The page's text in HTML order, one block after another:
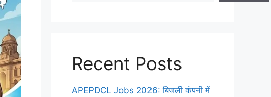
Recent Posts
APEPDCL Jobs 2026: बिजली कंपनी में